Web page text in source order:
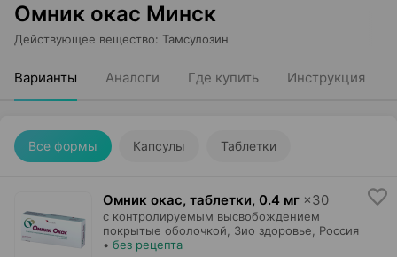
Омник окас Минск
Действующее вещество: Тамсулозин
Варианты Аналоги Где купить Инструкция
Все формы Капсулы Таблетки
Омник окас, таблетки, 0.4 мг ×30
с контролируемым высвобождением
покрытые оболочкой,
Зио здоровье , Россия
• без рецепта